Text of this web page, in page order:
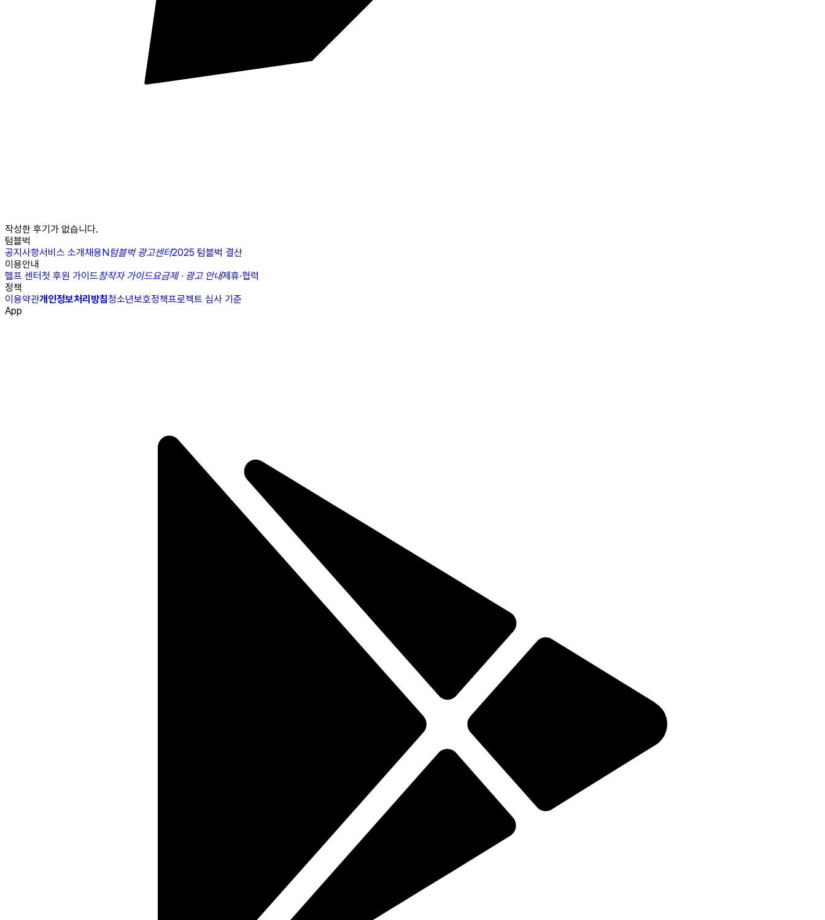
작성한 후기가 없습니다.
텀블벅
공지사항서비스 소개채용N텀블벅 광고센터2025 텀블벅 결산
이용안내
헬프 센터첫 후원 가이드창작자 가이드요금제 · 광고 안내제휴·협력
정책
이용약관개인정보처리방침청소년보호정책프로젝트 심사 기준
App